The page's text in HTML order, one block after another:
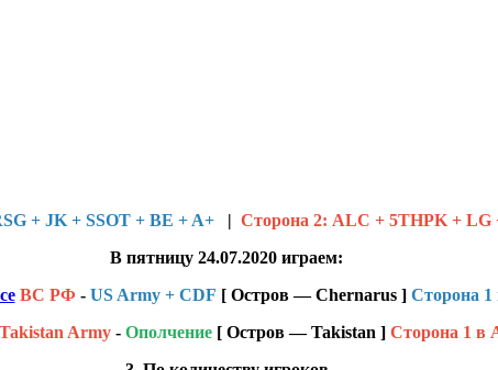
+ JK + SSOT + BE + A+| Сторона 2: ALC + 5THPK + LG
В пятницу 24.07.2020 играем:
ВС РФ - US Army + CDF [ Остров — Chernarus ] Сторона 1
Takistan Army- Ополчение[ Остров — Takistan ] Сторона 1 в